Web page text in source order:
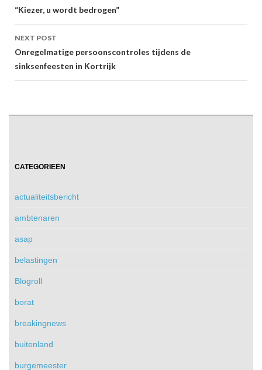
navigation
“Kiezer, u wordt bedrogen”
NEXT POST
Onregelmatige persoonscontroles tijdens de
sinksenfeesten in Kortrijk
CATEGORIEËN
actualiteitsbericht
ambtenaren
asap
belastingen
Blogroll
borat
breakingnews
buitenland
burgemeester